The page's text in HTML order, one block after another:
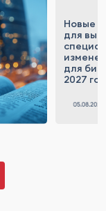
Новые
для
для
2027